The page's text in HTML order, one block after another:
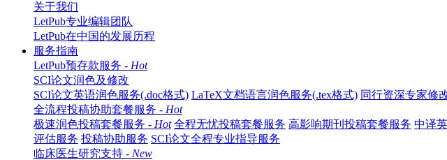
关于我们
LetPub专业编辑团队
LetPub在中国的发展历程
服务指南
LetPub预存款服务 - Hot
SCI论文润色及修改
SCI论文英语润色服务(.doc格式) LaTeX文档语言润色服务(.tex格式) 同行资深专家修
全流程投稿协助套餐服务 - Hot
极速润色投稿套餐服务 - Hot 全程无忧投稿套餐服务 高影响期刊投稿套餐服务 中译
评估服务 投稿协助服务 SCI论文全程专业指导服务
临床医生研究支持 - New